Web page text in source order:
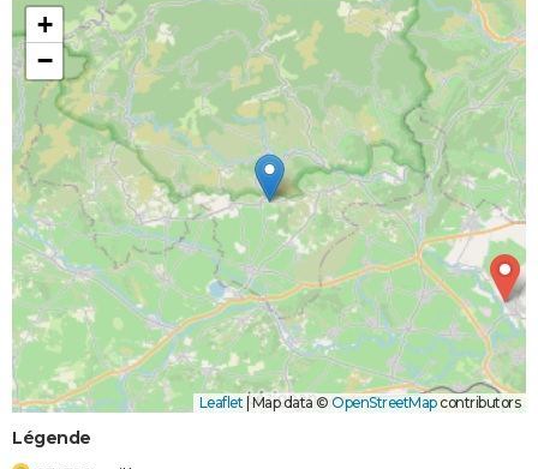
+
−
Leaflet |Map data © OpenStreetMapcontributors
Légende